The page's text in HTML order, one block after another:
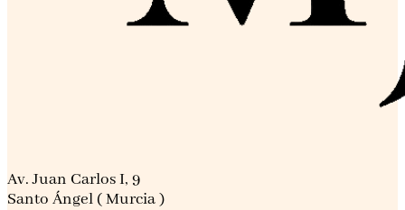
Av. Juan Carlos I, 9
Santo Ángel ( Murcia )